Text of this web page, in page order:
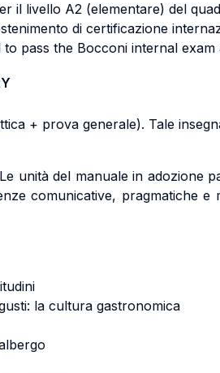
il livello A2 (elementare) del
di certificazione
pass the Bocconi internal
+ prova generale). Tale
unità del manuale in
comunicative,
la cultura gastronomica